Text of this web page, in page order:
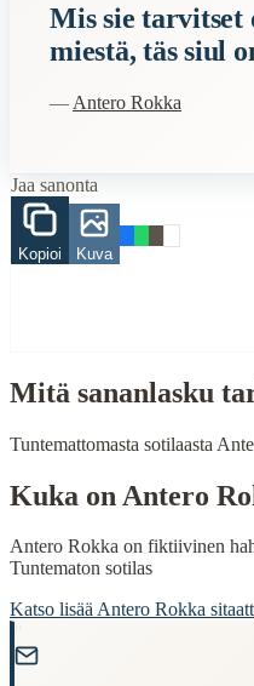
Semantic Themes
mies
When to Use This
Cultural Context
Language:
Finnish (suomi)
Mis sie tarvitset
miestä, täs siul
— Antero Rokka
Jaa sanonta
Kopioi Kuva
Mitä sananlasku
Tuntemattomasta sotilaasta
Kuka on Antero
Antero Rokka on fiktiivinen
Tuntematon sotilas
Katso lisääAntero Rokka